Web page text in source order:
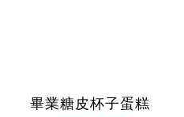
畢業糖皮杯子蛋糕